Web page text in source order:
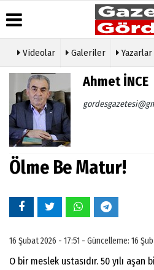
Üye Paneli
Haber
Arşivi
Gazete
Arşivi
Günün
Haberleri
Durumu
Gazete
Videolar Galeriler Yazarlar
Ahmet İNCE
Ölme Be Matur!
16 Şubat 2026 - 17:51 - Güncelleme: 16
O bir meslek ustasıdır. 50 yılı aşan